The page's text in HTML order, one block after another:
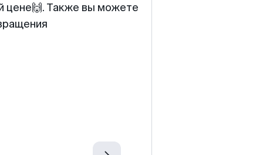
цене🙌. Также вы можете